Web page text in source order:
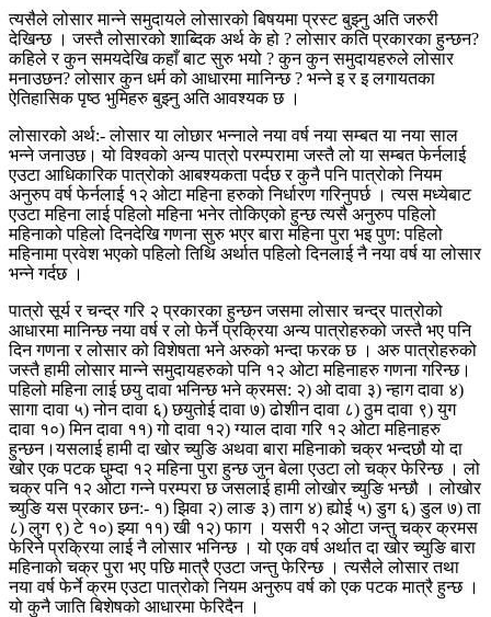
त्यसैले लोसार मान्ने समुदायले लोसारको बिषयमा प्रस्ट बुझ्नु अति जरुरी
देखिन्छ । जस्तै लोसारको शाब्दिक अर्थ के हो ? लोसार कति प्रकारका हुन्छन?
कहिले र कुन समयदेखि कहाँ बाट सुरु भयो ? कुन कुन समुदायहरुले लोसार
मनाउछन? लोसार कुन धर्म को आधारमा मानिन्छ ? भन्ने इ र इ लगायतका
ऐतिहासिक पृष्ठ भुमिहरु बुझ्नु अति आवश्यक छ ।
लोसारको अर्थ:- लोसार या लोछार भन्नाले नया वर्ष नया सम्बत या नया साल
भन्ने जनाउछ। यो विश्वको अन्य पात्रो परम्परामा जस्तै लो या सम्बत फेर्नलाई
एउटा आधिकारिक पात्रोको आबश्यकता पर्दछ र कुनै पनि पात्रोको नियम
अनुरुप वर्ष फेर्नलाई १२ ओटा महिना हरुको निर्धारण गरिनुपर्छ । त्यस मध्येबाट
एउटा महिना लाई पहिलो महिना भनेर तोकिएको हुन्छ त्यसै अनुरुप पहिलो
महिनाको पहिलो दिनदेखि गणना सुरु भएर बारा महिना पुरा भइ पुण: पहिलो
महिनामा प्रवेश भएको पहिलो तिथि अर्थात पहिलो दिनलाई नै नया वर्ष या लोसार
भन्ने गर्दछ ।
पात्रो सूर्य र चन्द्र गरि २ प्रकारका हुन्छन जसमा लोसार चन्द्र पात्रोको
आधारमा मानिन्छ नया वर्ष र लो फेर्ने प्रक्रिया अन्य पात्रोहरुको जस्तै भए पनि
दिन गणना र लोसार को विशेषता भने अरुको भन्दा फरक छ । अरु पात्रोहरुको
जस्तै हामी लोसार मान्ने समुदायहरुको पनि १२ ओटा महिनाहरु गणना गरिन्छ।
पहिलो महिना लाई छयु दावा भनिन्छ भने क्रमस: २) ओ दावा ३) न्हाग दावा ४)
सागा दावा ५) नोन दावा ६) छयुतोई दावा ७) ढोशीन दावा ८) ठुम दावा ९) युग
दावा १०) मिन दावा ११) गो दावा १२) ग्याल दावा गरि १२ ओटा महिनाहरु
हुन्छन।यसलाई हामी दा खोर च्युङि अथवा बारा महिनाको चक्र भन्दछौ यो दा
खोर एक पटक घुम्दा १२ महिना पुरा हुन्छ जुन बेला एउटा लो चक्र फेरिन्छ । लो
चक्र पनि १२ ओटा गन्ने परम्परा छ जसलाई हामी लोखोर च्युङि भन्छौ । लोखोर
च्युङि यस प्रकार छन:- १) झिवा २) लाङ ३) ताग ४) ह्योई ५) डुग ६) डुल ७) ता
८) लुग ९) टे १०) झ्या ११) खी १२) फाग । यसरी १२ ओटा जन्तु चक्र क्रमस
फेरिने प्रक्रिया लाई नै लोसार भनिन्छ । यो एक वर्ष अर्थात दा खोर च्युङि बारा
महिनाको चक्र पुरा भए पछि मात्रै एउटा जन्तु फेरिन्छ । त्यसैले लोसार तथा
नया वर्ष फेर्ने क्रम एउटा पात्रोको नियम अनुरुप वर्ष को एक पटक मात्रै हुन्छ ।
यो कुनै जाति बिशेषको आधारमा फेरिदैन ।